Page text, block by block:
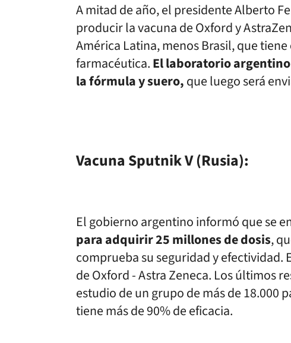
A mitad de año, el presidente Alberto
producir la vacuna de Oxford y
América Latina, menos Brasil, que
farmacéutica.El laboratorio
la fórmula y suero,que luego será
Vacuna Sputnik V (Rusia):
El gobierno argentino informó que se
para adquirir 25 millones de dosis,
comprueba su seguridad y efectividad.
de Oxford - Astra Zeneca. Los últimos
estudio de un grupo de más de 18.000
tiene más de 90% de eficacia.